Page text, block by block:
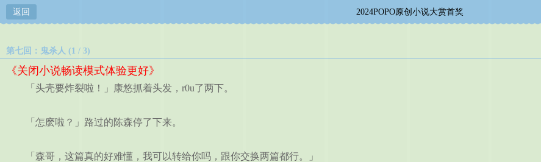
返回 2024POPO原创小说大赏首奖
第七回：鬼杀人 (1 / 3)
《关闭小说畅读模式体验更好》
「头壳要炸裂啦！」康悠抓着头发，r0u了两下。
「怎麽啦？」路过的陈森停了下来。
「森哥，这篇真的好难懂，我可以转给你吗，跟你交换两篇都行。」